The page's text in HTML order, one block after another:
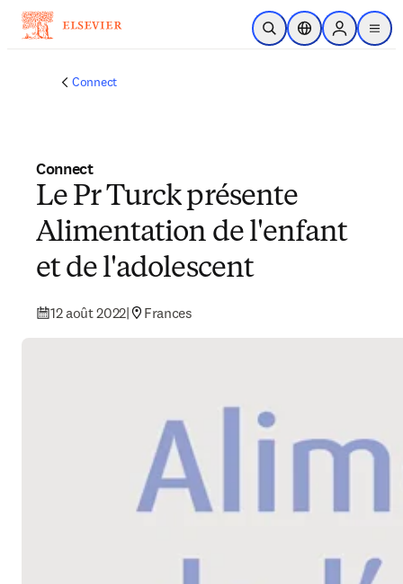
Passer au contenu principal
Ouvrir la recherche
Sélecteur de
Sign in to
menu
Connect
Connect
Le Pr Turck présente
Alimentation de l'enfant
et de l'adolescent
12 août 2022| Frances